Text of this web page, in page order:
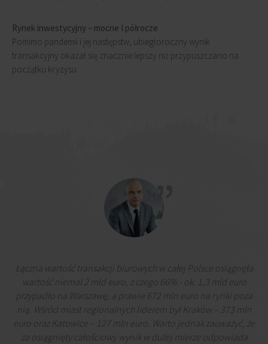
Rynek inwestycyjny – mocne I półrocze
Pomimo pandemii i jej następstw, ubiegłoroczny wynik
transakcyjny okazał się znacznie lepszy niż przypuszczano na
początku kryzysu.
Łączna wartość transakcji biurowych w całej Polsce osiągnęła
wartość niemal 2 mld euro, z czego 66% - ok. 1,3 mld euro
przypadło na Warszawę, a prawie 672 mln euro na rynki poza
nią. Wśród miast regionalnych liderem był Kraków – 373 mln
euro oraz Katowice – 127 mln euro. Warto jednak zauważyć, że
za osiągnięty całościowy wynik w dużej mierze odpowiada